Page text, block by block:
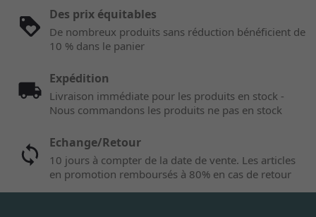
Des prix équitables
De nombreux produits sans réduction bénéficient de
10 % dans le panier
Expédition
Livraison immédiate pour les produits en stock -
Nous commandons les produits ne pas en stock
Echange/Retour
10 jours à compter de la date de vente. Les articles
en promotion remboursés à 80% en cas de retour